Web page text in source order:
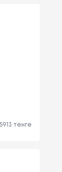
тенге